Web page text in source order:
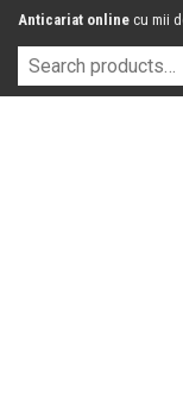
Anticariat online cu mii